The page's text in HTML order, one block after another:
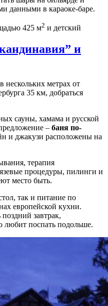
данными в караоке-баре.
425 м2 и детский
и
нескольких метрах от
35 км, добраться
сауны, хамама и русской
– баня по-
и джакузи расположены на
терапия
процедуры, пилинги и
место быть.
так и питание по
европейской кухни.
завтрак,
любит поспать подольше.